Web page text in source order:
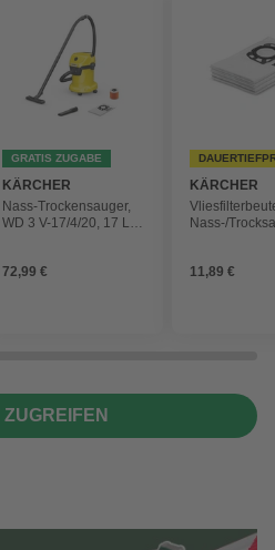
GRATIS ZUGABE
KÄRCHER
Nass-Trockensauger,
WD 3 V-17/4/20, 17 L,
72,99 €
KÄRCHER
Nass-/
4 Stück
11,89 €